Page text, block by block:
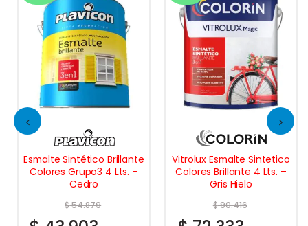
Esmalte Sintético Brillante
Colores Grupo3 4 Lts. –
Cedro
$54.879
Vitrolux Esmalte Sintetico
Colores Brillante 4 Lts. –
Gris Hielo
$90.416